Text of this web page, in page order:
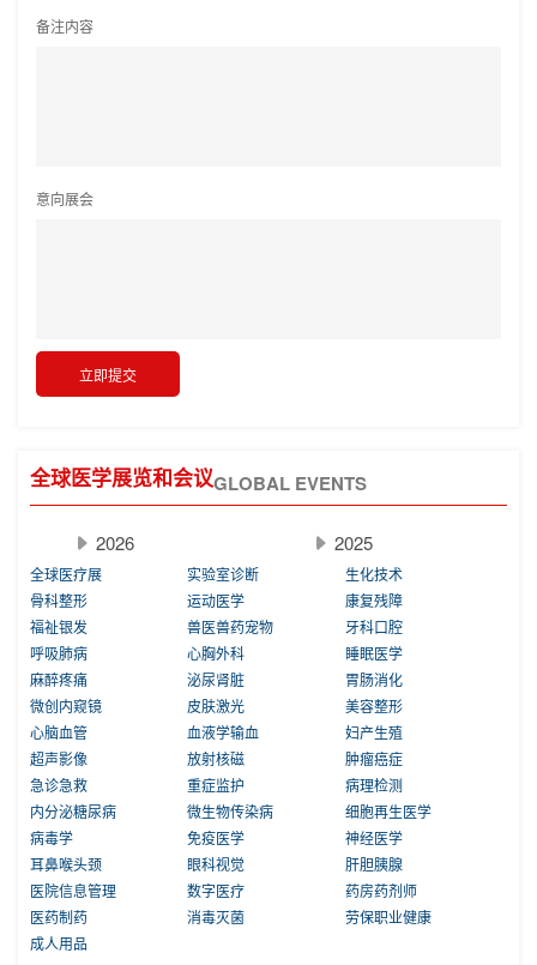
备注内容
意向展会
全球医学展览和会议GLOBAL EVENTS
2026 2025
全球医疗展 实验室诊断
生化技术
骨科整形
运动医学
康复残障
福祉银发
兽医兽药宠物
牙科口腔
呼吸肺病
心胸外科
睡眠医学
麻醉疼痛
泌尿肾脏
胃肠消化
微创内窥镜
皮肤激光
美容整形
心脑血管
血液学输血
妇产生殖
超声影像
放射核磁
肿瘤癌症
急诊急救
重症监护
病理检测
内分泌糖尿病
微生物传染病
细胞再生医学
病毒学
免疫医学
神经医学
耳鼻喉头颈
眼科视觉
肝胆胰腺
医院信息管理
数字医疗
药房药剂师
医药制药
消毒灭菌
劳保职业健康
成人用品